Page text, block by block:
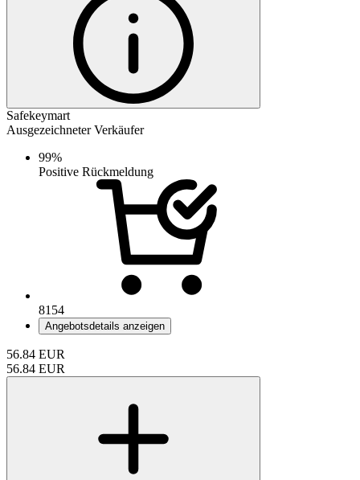
Safekeymart
Ausgezeichneter Verkäufer
99%
Positive Rückmeldung
8154
Angebotsdetails anzeigen
56.84 EUR
56.84 EUR